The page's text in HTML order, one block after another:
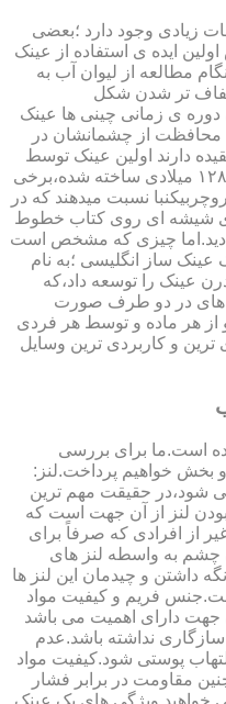
زیادی وجود دارد ؛بعضی
ایده ی استفاده از عینک
مطالعه از لیوان آب به
شفاف تر شدن شکل
ی زمانی چینی ها عینک
محافظت از چشمانشان در
دارند اولین عینک توسط
سالوینو دارماتی اهل ایتالیا در سال ۱۲۸۴ میلادی ساخته شده،برخی
نسبت میدهند که در
یک گوی شیشه ای روی کتاب خطوط
دید.اما چیزی که مشخص است
۱۷۲۷ میلادی یک عینک ساز انگلیسی ؛به نام
عینک را توسعه داد،که
های در دو طرف صورت
از هر ماده و توسط هر فردی
ترین و کاربردی ترین وسایل
است.ما برای بررسی
بخش خواهیم پرداخت.لنز:
شود،در حقیقت مهم ترین
لنز از آن جهت است که
از افرادی که صرفاً برای
چشم به واسطه لنز های
داشتن و چیدمان این لنز ها
فریم و کیفیت مواد
دارای اهمیت می باشد
نداشته باشد.عدم
پوستی شود.کیفیت مواد
مقاومت در برابر فشار